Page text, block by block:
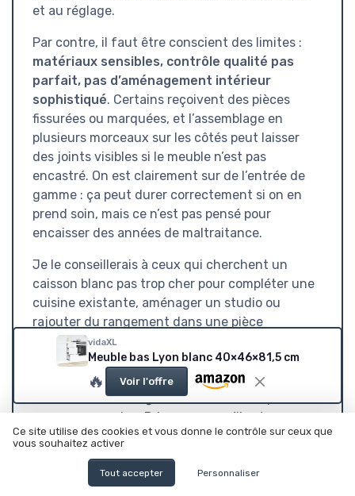
et au réglage.
Par contre, il faut être conscient des limites :
matériaux sensibles, contrôle qualité pas
parfait, pas d’aménagement intérieur
sophistiqué. Certains reçoivent des pièces
fissurées ou marquées, et l’assemblage en
plusieurs morceaux sur les côtés peut laisser
des joints visibles si le meuble n’est pas
encastré. On est clairement sur de l’entrée de
gamme : ça peut durer correctement si on en
prend soin, mais ce n’est pas pensé pour
encaisser des années de maltraitance.
Je le conseillerais à ceux qui cherchent un
caisson blanc pas trop cher pour compléter une
cuisine existante, aménager un studio ou
rajouter du rangement dans une pièce
technique. Si tu veux une cuisine principale
solide, bien finie et cohérente, ou si tu détestes
gérer des retours en cas de pièce abîmée, tu as
intérêt à viser une gamme au-dessus, quitte à
payer un peu plus. Pris pour ce qu’il est, ce
meuble est correct et fonctionnel, mais il ne
vidaXL
Meuble bas Lyon blanc 40×46×81,5 cm
🔥 Voir l'offre
Ce site utilise des cookies et vous donne le contrôle sur ceux que
vous souhaitez activer
Tout accepter Personnaliser